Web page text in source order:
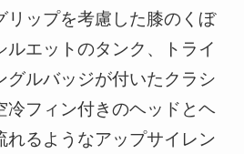
リップを考慮した膝のくぼ
ルエットのタンク、トライ
グルバッジが付いたクラシ
冷フィン付きのヘッドとヘ
れるようなアップサイレン